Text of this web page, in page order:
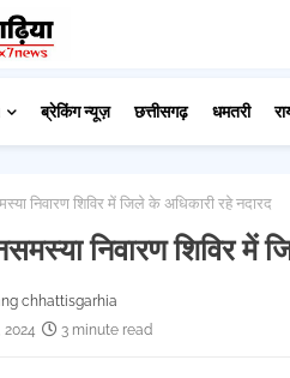
ब्रेकिंग न्यूज़ छत्तीसगढ़ धमतरी
निवारण शिविर में जिले के अधिकारी रहे नदारद
निवारण शिविर में
chhattisgarhia
2024
3 minute read